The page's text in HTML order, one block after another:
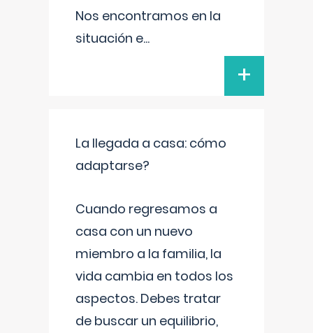
Nos encontramos en la
situación e...
+
La llegada a casa: cómo
adaptarse?
Cuando regresamos a
casa con un nuevo
miembro a la familia, la
vida cambia en todos los
aspectos. Debes tratar
de buscar un equilibrio,